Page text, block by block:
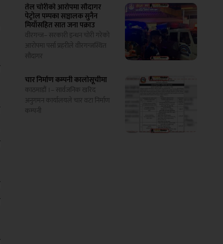
तेल चोरीको आरोपमा सौदागर
पेट्रोल पम्पका सञ्चालक सुनैन
मियाँसहित सात जना पक्राउ
वीरगन्ज– सरकारी इन्धन चोरी गरेको
आरोपमा पर्सा प्रहरीले वीरगन्जस्थित
सौदागर
चार निर्माण कम्पनी कालोसूचीमा
काठमाडौं ।– सार्वजनिक खरिद
अनुगमन कार्यालयले चार वटा निर्माण
कम्पनी